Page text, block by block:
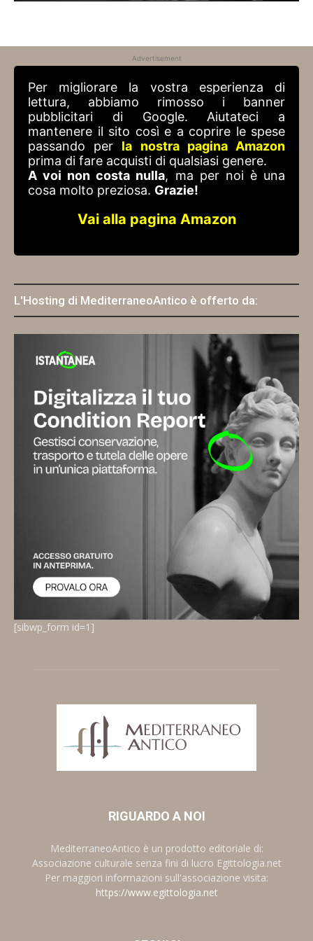
Advertisement
Per migliorare la vostra esperienza di
lettura, abbiamo rimosso i banner
pubblicitari di Google. Aiutateci a
mantenere il sito così e a coprire le spese
passando per la nostra pagina Amazon
prima di fare acquisti di qualsiasi genere.
A voi non costa nulla, ma per noi è una
cosa molto preziosa. Grazie!
Vai alla pagina Amazon
L'Hosting di MediterraneoAntico è offerto da:
[sibwp_form id=1]
RIGUARDO A NOI
MediterraneoAntico è un prodotto editoriale di:
Associazione culturale senza fini di lucro Egittologia.net
Per maggiori informazioni sull'associazione visita:
https://www.egittologia.net